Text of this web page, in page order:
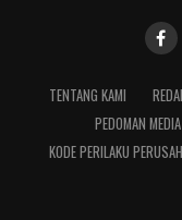
TENTANG KAMI
PEDOMAN
KODE PERILAKU